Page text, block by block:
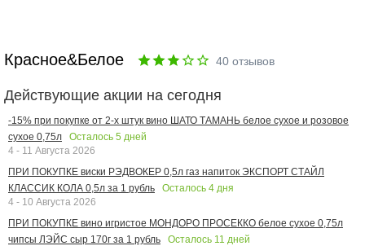
Красное&Белое 40 отзывов
Действующие акции на сегодня
-15% при покупке от 2-х штук вино ШАТО ТАМАНЬ белое сухое и розовое
сухое 0,75л
Осталось 5 дней
4 - 11 Августа 2026
ПРИ ПОКУПКЕ виски РЭДВОКЕР 0,5л газ напиток ЭКСПОРТ СТАЙЛ
КЛАССИК КОЛА 0,5л за 1 рубль
Осталось 4 дня
4 - 10 Августа 2026
ПРИ ПОКУПКЕ вино игристое МОНДОРО ПРОСЕККО белое сухое 0,75л
чипсы ЛЭЙС сыр 170г за 1 рубль
Осталось 11 дней